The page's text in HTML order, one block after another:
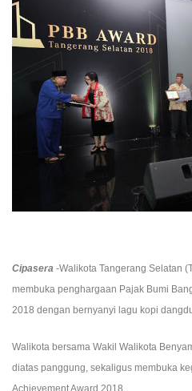
Cipasera -Walikota Tangerang Selatan
membuka penghargaan Pajak Bumi
2018 dengan bernyanyi lagu kopi
Walikota bersama Wakil Walikota
diatas panggung, sekaligus membuka
Achievement Award 2018.